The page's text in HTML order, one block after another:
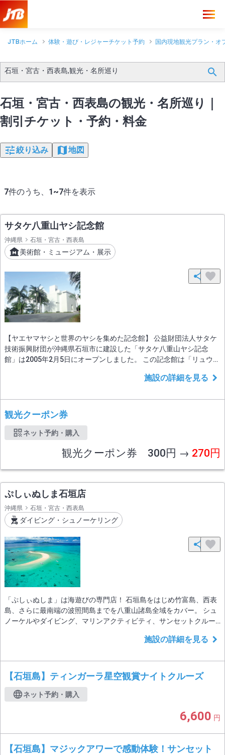
JTBホーム 体験・遊び・レジャーチケット予約 国内現地観光プラン・オ
石垣・宮古・西表島,観光・名所巡り
石垣・宮古・西表島の観光・名所巡り｜
割引チケット・予約・料金
絞り込み 地図
7件のうち、 1~7件を表示
サタケ八重山ヤシ記念館
沖縄県 石垣・宮古・西表島
美術館・ミュージアム・展示
【ヤエヤマヤシと世界のヤシを集めた記念館】 公益財団法人サタケ
技術振興財団が沖縄県石垣市に建設した「サタケ八重山ヤシ記念
館」は2005年2月5日にオープンしました。 この記念館は「リュウキ
チャ・リュウキュウエンシス」と名を残すヤシ研究の権威者・佐竹
シを紹介することで、地域振興や植物学の
施設の詳細を見る
観光クーポン券
ネット予約・購入
観光クーポン券 300円 → 270円
ぷしぃぬしま石垣店
沖縄県 石垣・宮古・西表島
ダイビング・シュノーケリング
「ぷしぃぬしま」は海遊びの専門店！ 石垣島をはじめ竹富島、西表
島、さらに最南端の波照間島までを八重山諸島全域をカバー。 シュ
ノーケルやダイビング、マリンアクティビティ、サンセットクルー
施設の詳細を見る
【石垣島】ティンガーラ星空観賞ナイトクルーズ
ネット予約・購入
6,600 円
【石垣島】マジックアワーで感動体験！サンセット